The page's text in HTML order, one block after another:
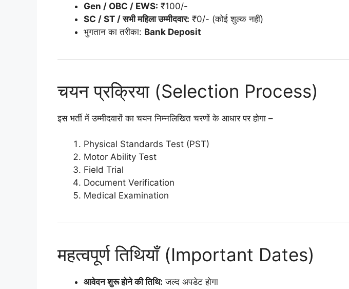
Gen / OBC / EWS: ₹100/-
SC / ST / सभी महिला उम्मीदवार: ₹0/- (कोई शुल्क नहीं)
भुगतान का तरीका: Bank Deposit
चयन प्रक्रिया (Selection Process)
इस भर्ती में उम्मीदवारों का चयन निम्नलिखित चरणों के आधार पर होगा –
Physical Standards Test (PST)
Motor Ability Test
Field Trial
Document Verification
Medical Examination
महत्वपूर्ण तिथियाँ (Important Dates)
आवेदन शुरू होने की तिथि: जल्द अपडेट होगा